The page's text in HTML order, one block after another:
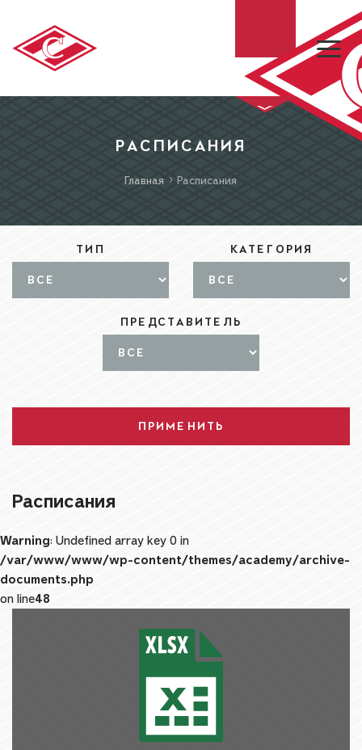
МХК «СПАРТАК»
МАГАЗИН
РАСПИСАНИЯ
Главная Расписания
ТИП КАТЕГОРИЯ
ПРЕДСТАВИТЕЛЬ
ПРИМЕНИТЬ
Расписания
Warning: Undefined array key 0 in
/var/www/www/wp-content/themes/academy/archive-
documents.php
on line48